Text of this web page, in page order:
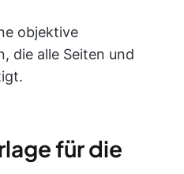
objektive
die alle Seiten und
für die